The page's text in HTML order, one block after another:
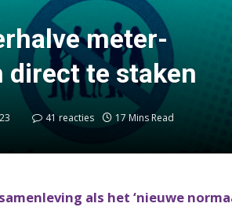
meter-
direct te staken
41 reacties 17 Mins Read
als het ‘nieuwe